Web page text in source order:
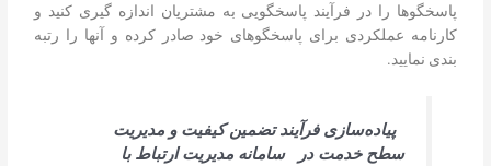
پاسخگوها را در فرآیند پاسخگویی به مشتریان اندازه گیری کنید و
کارنامه عملکردی برای پاسخگوهای خود صادر کرده و آنها را رتبه
بندی نمایید.
پیاده‌سازی فرآیند تضمین کیفیت و مدیریت
سطح خدمت در سامانه مدیریت ارتباط با